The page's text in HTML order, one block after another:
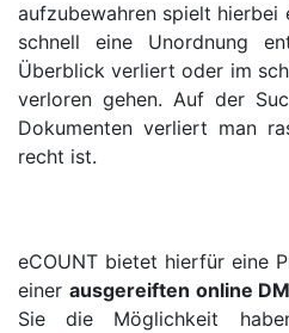
aufzubewahren spielt hierbei
schnell eine Unordnung
Überblick verliert oder im
verloren gehen. Auf der
Dokumenten verliert man
recht ist.
eCOUNT bietet hierfür eine
einer ausgereiften online
Sie die Möglichkeit